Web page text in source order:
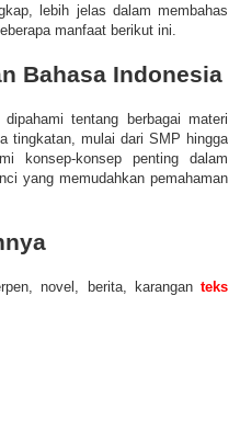
lebih jelas dalam membahas
manfaat berikut ini.
Bahasa Indonesia
tentang berbagai materi
tingkatan, mulai dari SMP hingga
konsep-konsep penting dalam
yang memudahkan pemahaman
novel, berita, karangan teks